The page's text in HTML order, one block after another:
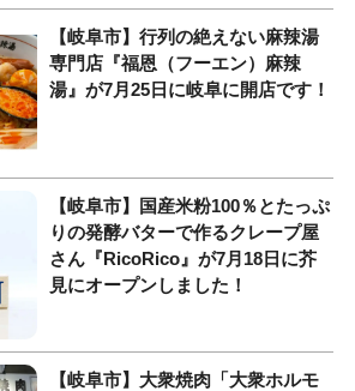
【岐阜市】行列の絶えない麻辣湯
専門店『福恩（フーエン）麻辣
湯』が7月25日に岐阜に開店です！
【岐阜市】国産米粉100％とたっぷ
りの発酵バターで作るクレープ屋
さん『RicoRico』が7月18日に芥
見にオープンしました！
【岐阜市】大衆焼肉「大衆ホルモ